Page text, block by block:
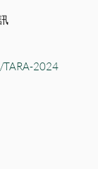
TARA-2024